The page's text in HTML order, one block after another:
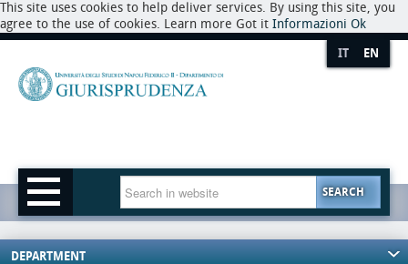
This site uses cookies to help deliver services. By using this site, you
agree to the use of cookies. Learn more Got it Informazioni Ok
IT EN
SEARCH
DEPARTMENT